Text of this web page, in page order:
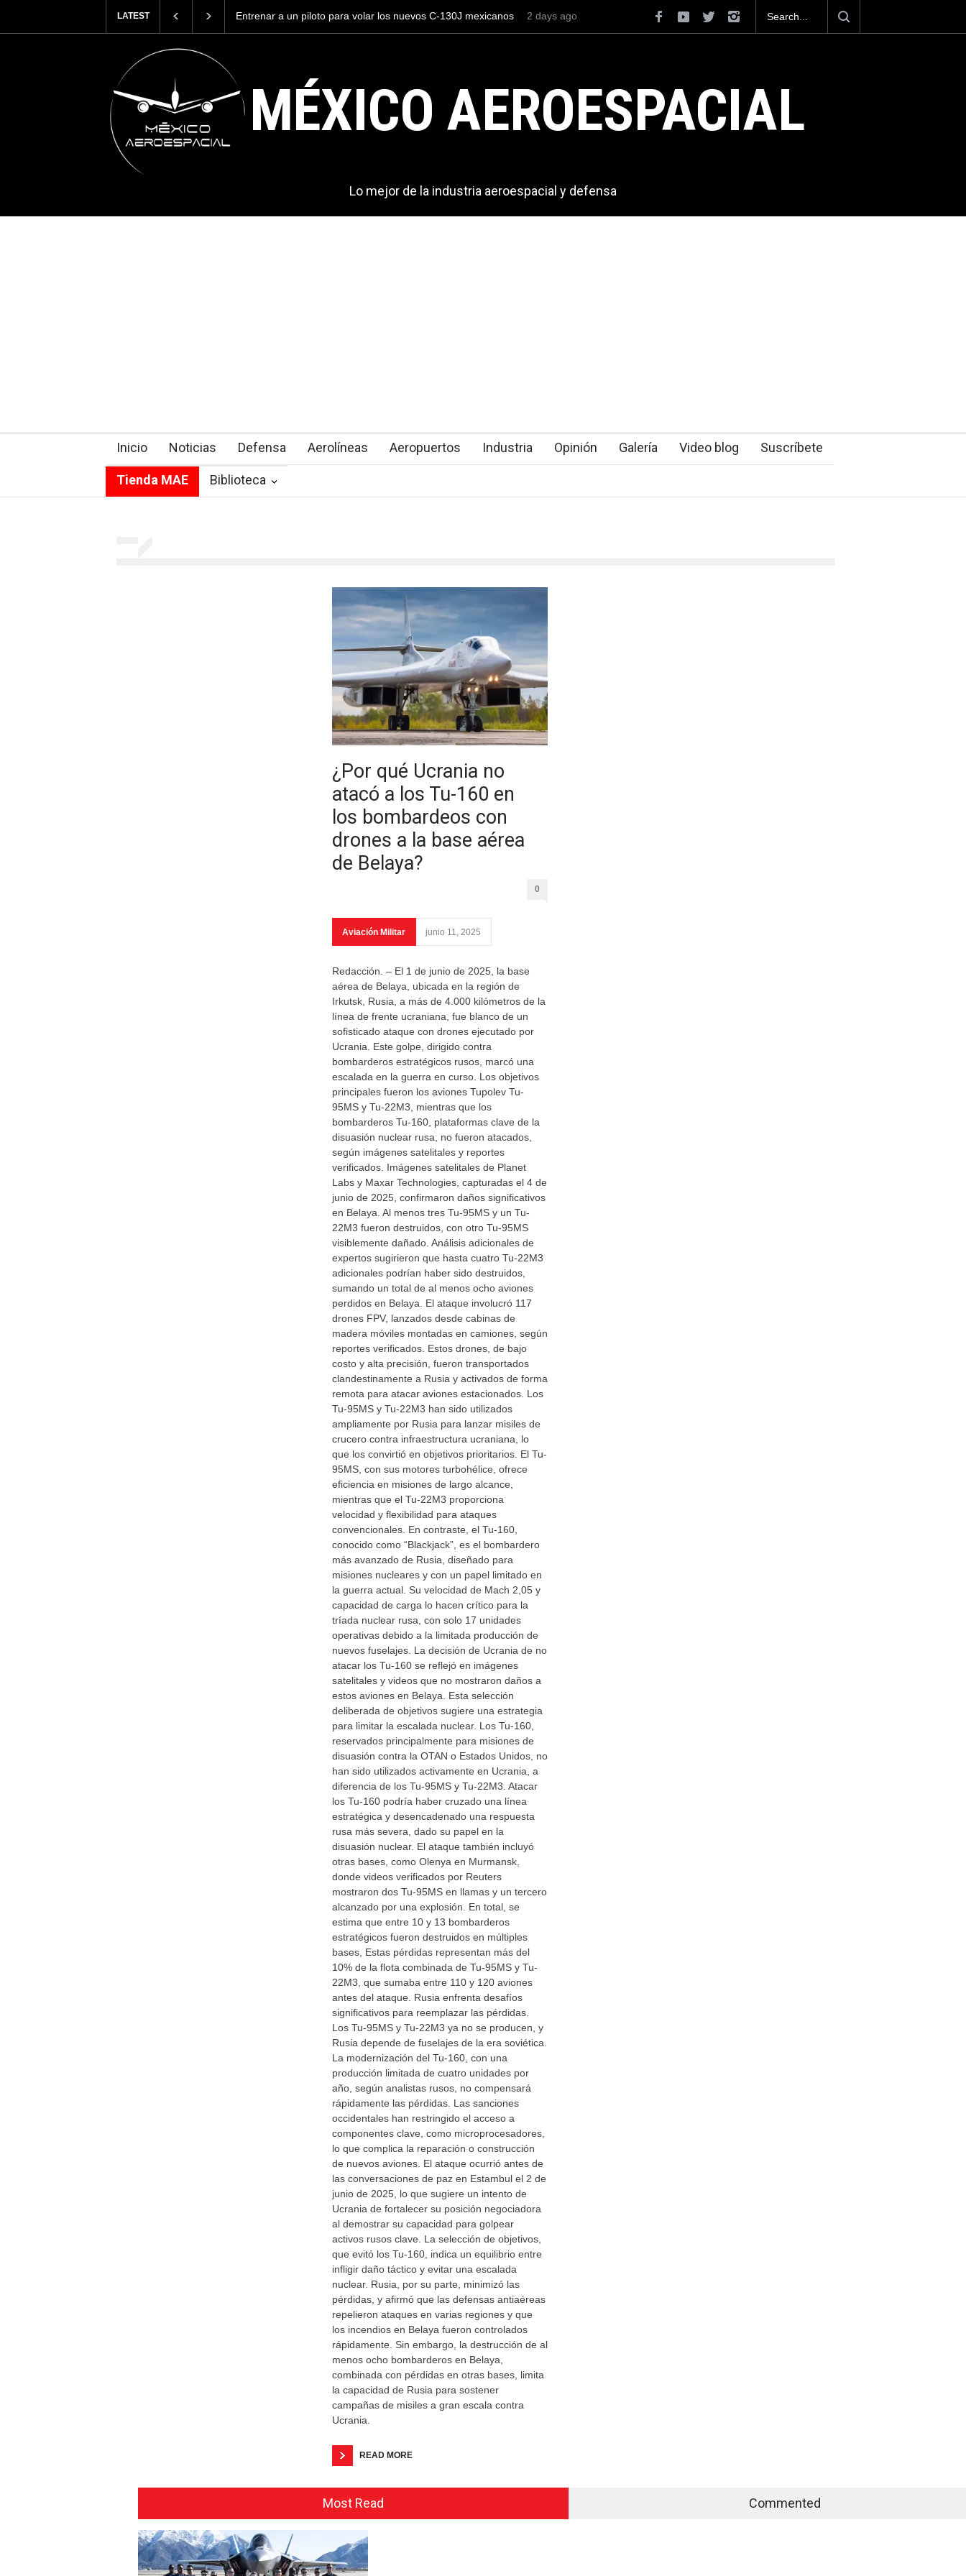
LATEST
Entrenar a un piloto para volar los nuevos C-130J mexicanos
Con 35,900 pasajeros el AIFA está entre los aeropuertos con
AICM.
La industria naval mexicana construirá 32 BUQUES para la
Armada de México
2 days ago
MÉXICO AEROESPACIAL
Lo mejor de la industria aeroespacial y defensa
Inicio Noticias Defensa Aerolíneas Aeropuertos Industria Opinión Galería Video blog Suscríbete
Tienda MAE Biblioteca
¿Por qué Ucrania no
atacó a los Tu-160 en
los bombardeos con
drones a la base aérea
de Belaya?
0
Aviación Militar junio 11, 2025
Redacción. – El 1 de junio de 2025, la base
aérea de Belaya, ubicada en la región de
Irkutsk, Rusia, a más de 4.000 kilómetros de la
línea de frente ucraniana, fue blanco de un
sofisticado ataque con drones ejecutado por
Ucrania. Este golpe, dirigido contra
bombarderos estratégicos rusos, marcó una
escalada en la guerra en curso. Los objetivos
principales fueron los aviones Tupolev Tu-
95MS y Tu-22M3, mientras que los
bombarderos Tu-160, plataformas clave de la
disuasión nuclear rusa, no fueron atacados,
según imágenes satelitales y reportes
verificados. Imágenes satelitales de Planet
Labs y Maxar Technologies, capturadas el 4 de
junio de 2025, confirmaron daños significativos
en Belaya. Al menos tres Tu-95MS y un Tu-
22M3 fueron destruidos, con otro Tu-95MS
visiblemente dañado. Análisis adicionales de
expertos sugirieron que hasta cuatro Tu-22M3
adicionales podrían haber sido destruidos,
sumando un total de al menos ocho aviones
perdidos en Belaya. El ataque involucró 117
drones FPV, lanzados desde cabinas de
madera móviles montadas en camiones, según
reportes verificados. Estos drones, de bajo
costo y alta precisión, fueron transportados
clandestinamente a Rusia y activados de forma
remota para atacar aviones estacionados. Los
Tu-95MS y Tu-22M3 han sido utilizados
ampliamente por Rusia para lanzar misiles de
crucero contra infraestructura ucraniana, lo
que los convirtió en objetivos prioritarios. El Tu-
95MS, con sus motores turbohélice, ofrece
eficiencia en misiones de largo alcance,
mientras que el Tu-22M3 proporciona
velocidad y flexibilidad para ataques
convencionales. En contraste, el Tu-160,
conocido como “Blackjack”, es el bombardero
más avanzado de Rusia, diseñado para
misiones nucleares y con un papel limitado en
la guerra actual. Su velocidad de Mach 2,05 y
capacidad de carga lo hacen crítico para la
tríada nuclear rusa, con solo 17 unidades
operativas debido a la limitada producción de
nuevos fuselajes. La decisión de Ucrania de no
atacar los Tu-160 se reflejó en imágenes
satelitales y videos que no mostraron daños a
estos aviones en Belaya. Esta selección
deliberada de objetivos sugiere una estrategia
para limitar la escalada nuclear. Los Tu-160,
reservados principalmente para misiones de
disuasión contra la OTAN o Estados Unidos, no
han sido utilizados activamente en Ucrania, a
diferencia de los Tu-95MS y Tu-22M3. Atacar
los Tu-160 podría haber cruzado una línea
estratégica y desencadenado una respuesta
rusa más severa, dado su papel en la
disuasión nuclear. El ataque también incluyó
otras bases, como Olenya en Murmansk,
donde videos verificados por Reuters
mostraron dos Tu-95MS en llamas y un tercero
alcanzado por una explosión. En total, se
estima que entre 10 y 13 bombarderos
estratégicos fueron destruidos en múltiples
bases, Estas pérdidas representan más del
10% de la flota combinada de Tu-95MS y Tu-
22M3, que sumaba entre 110 y 120 aviones
antes del ataque. Rusia enfrenta desafíos
significativos para reemplazar las pérdidas.
Los Tu-95MS y Tu-22M3 ya no se producen, y
Rusia depende de fuselajes de la era soviética.
La modernización del Tu-160, con una
producción limitada de cuatro unidades por
año, según analistas rusos, no compensará
rápidamente las pérdidas. Las sanciones
occidentales han restringido el acceso a
componentes clave, como microprocesadores,
lo que complica la reparación o construcción
de nuevos aviones. El ataque ocurrió antes de
las conversaciones de paz en Estambul el 2 de
junio de 2025, lo que sugiere un intento de
Ucrania de fortalecer su posición negociadora
al demostrar su capacidad para golpear
activos rusos clave. La selección de objetivos,
que evitó los Tu-160, indica un equilibrio entre
infligir daño táctico y evitar una escalada
nuclear. Rusia, por su parte, minimizó las
pérdidas, y afirmó que las defensas antiaéreas
repelieron ataques en varias regiones y que
los incendios en Belaya fueron controlados
rápidamente. Sin embargo, la destrucción de al
menos ocho bombarderos en Belaya,
combinada con pérdidas en otras bases, limita
la capacidad de Rusia para sostener
campañas de misiles a gran escala contra
Ucrania.
READ MORE
Most Read Commented